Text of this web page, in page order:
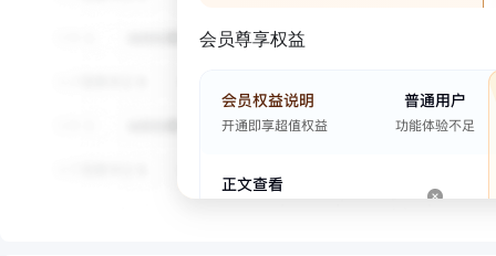
会员尊享权益